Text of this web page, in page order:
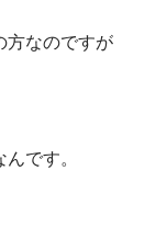
方なのですが
です。